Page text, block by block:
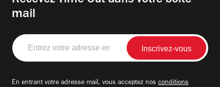
mail
Entrez
votre
adresse
En entrant votre adresse mail, vous acceptez nos conditions